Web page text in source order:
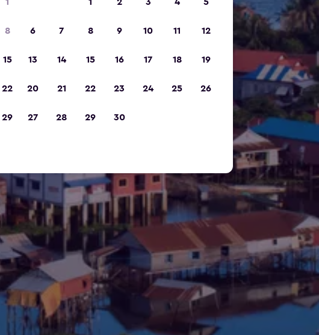
8
15
22
29
6 7 8 9 10 11 12
13 14 15 16 17 18 19
20 21 22 23 24 25 26
27 28 29 30